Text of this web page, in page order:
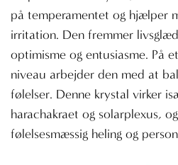
på temperamentet og hjælper
irritation. Den fremmer
optimisme og entusiasme. På
niveau arbejder den med at
følelser. Denne krystal virker
harachakraet og solarplexus,
følelsesmæssig heling og